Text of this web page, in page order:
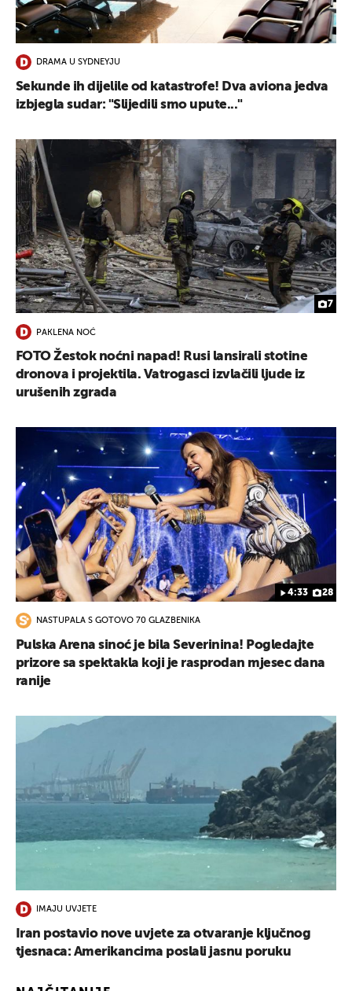
DRAMA U SYDNEYJU
Sekunde ih dijelile od katastrofe! Dva aviona jedva
izbjegla sudar: "Slijedili smo upute..."
7
PAKLENA NOĆ
FOTO Žestok noćni napad! Rusi lansirali stotine
dronova i projektila. Vatrogasci izvlačili ljude iz
urušenih zgrada
4:33 28
NASTUPALA S GOTOVO 70 GLAZBENIKA
Pulska Arena sinoć je bila Severinina! Pogledajte
prizore sa spektakla koji je rasprodan mjesec dana
ranije
IMAJU UVJETE
Iran postavio nove uvjete za otvaranje ključnog
tjesnaca: Amerikancima poslali jasnu poruku